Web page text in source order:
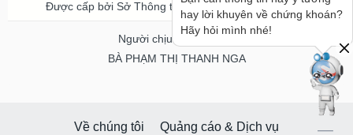
Được cấp bởi Sở Thông tin và Truyền thông TPHCM
Người chịu trách nhiệm
BÀ PHẠM THỊ THANH NGA
Về chúng tôi Quảng cáo & Dịch vụ
hay lời khuyên về chứng khoán?
Hãy hỏi mình nhé!